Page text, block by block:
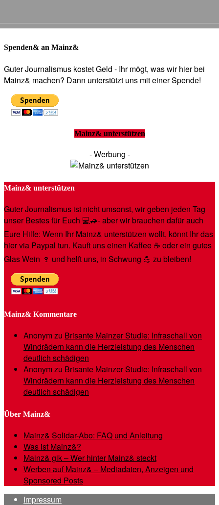
Spenden& an Mainz&
Guter Journalismus kostet Geld - Ihr mögt, was wir hier bei
Mainz& machen? Dann unterstützt uns mit einer Spende!
Mainz& unterstützen
- Werbung -
Mainz& unterstützen
Guter Journalismus ist nicht umsonst, wir geben jeden Tag
unser Bestes für Euch 💻🚙- aber wir brauchen dafür auch
Eure Hilfe: Wenn Ihr Mainz& unterstützen wollt, könnt Ihr das
hier via Paypal tun. Kauft uns einen Kaffee ☕️ oder ein gutes
Glas Wein 🍷 und helft uns, in Schwung 💪 zu bleiben!
Mainz& Kommentare
Anonymzu Brisante Mainzer Studie: Infraschall von
Windrädern kann die Herzleistung des Menschen
deutlich schädigen
Anonymzu Brisante Mainzer Studie: Infraschall von
Windrädern kann die Herzleistung des Menschen
deutlich schädigen
Über Mainz&
Mainz& Solidar-Abo: FAQ und Anleitung
Was ist Mainz&?
Mainz& gik – Wer hinter Mainz& steckt
Werben auf Mainz& – Mediadaten, Anzeigen und
Sponsored Posts
Impressum